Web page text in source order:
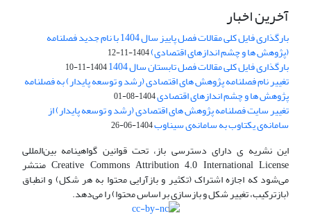
آخرین اخبار
بارگذاری فایل کلی مقالات فصل پاییز سال 1404 با نام جدید فصلنامه
(پژوهش ها و چشم اندازهای اقتصادی)1404-11-12
بارگذاری فایل کلی مقالات فصل تابستان سال 1404 1404-11-10
تغییر نام فصلنامه پژوهش های اقتصادی (رشد و توسعه پایدار) به فصلنامه
پژوهش ها و چشم اندازهای اقتصادی1404-08-01
تغییر سایت فصلنامه پژوهش های اقتصادی (رشد و توسعه پایدار) از
سامانه‌ی یکتاوب به سامانه‌ی سیناوب1404-06-26
این نشریه ی دارای دسترسی باز، تحت قوانین گواهینامه بین‌المللی
Creative Commons Attribution 4.0 International License منتشر
می‌شود که اجازه اشتراک (تکثیر و بازآرایی محتوا به هر شکل) و انطباق
(بازترکیب، تغییر شکل و بازسازی بر اساس محتوا) را می‌دهد.